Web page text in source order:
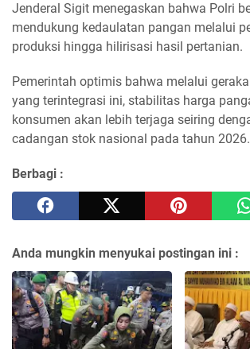
Jenderal Sigit menegaskan bahwa Polri
mendukung kedaulatan pangan melalui
produksi hingga hilirisasi hasil pertanian.
Pemerintah optimis bahwa melalui
yang terintegrasi ini, stabilitas harga
konsumen akan lebih terjaga seiring
cadangan stok nasional pada tahun 2026.
Berbagi :
Anda mungkin menyukai postingan ini :